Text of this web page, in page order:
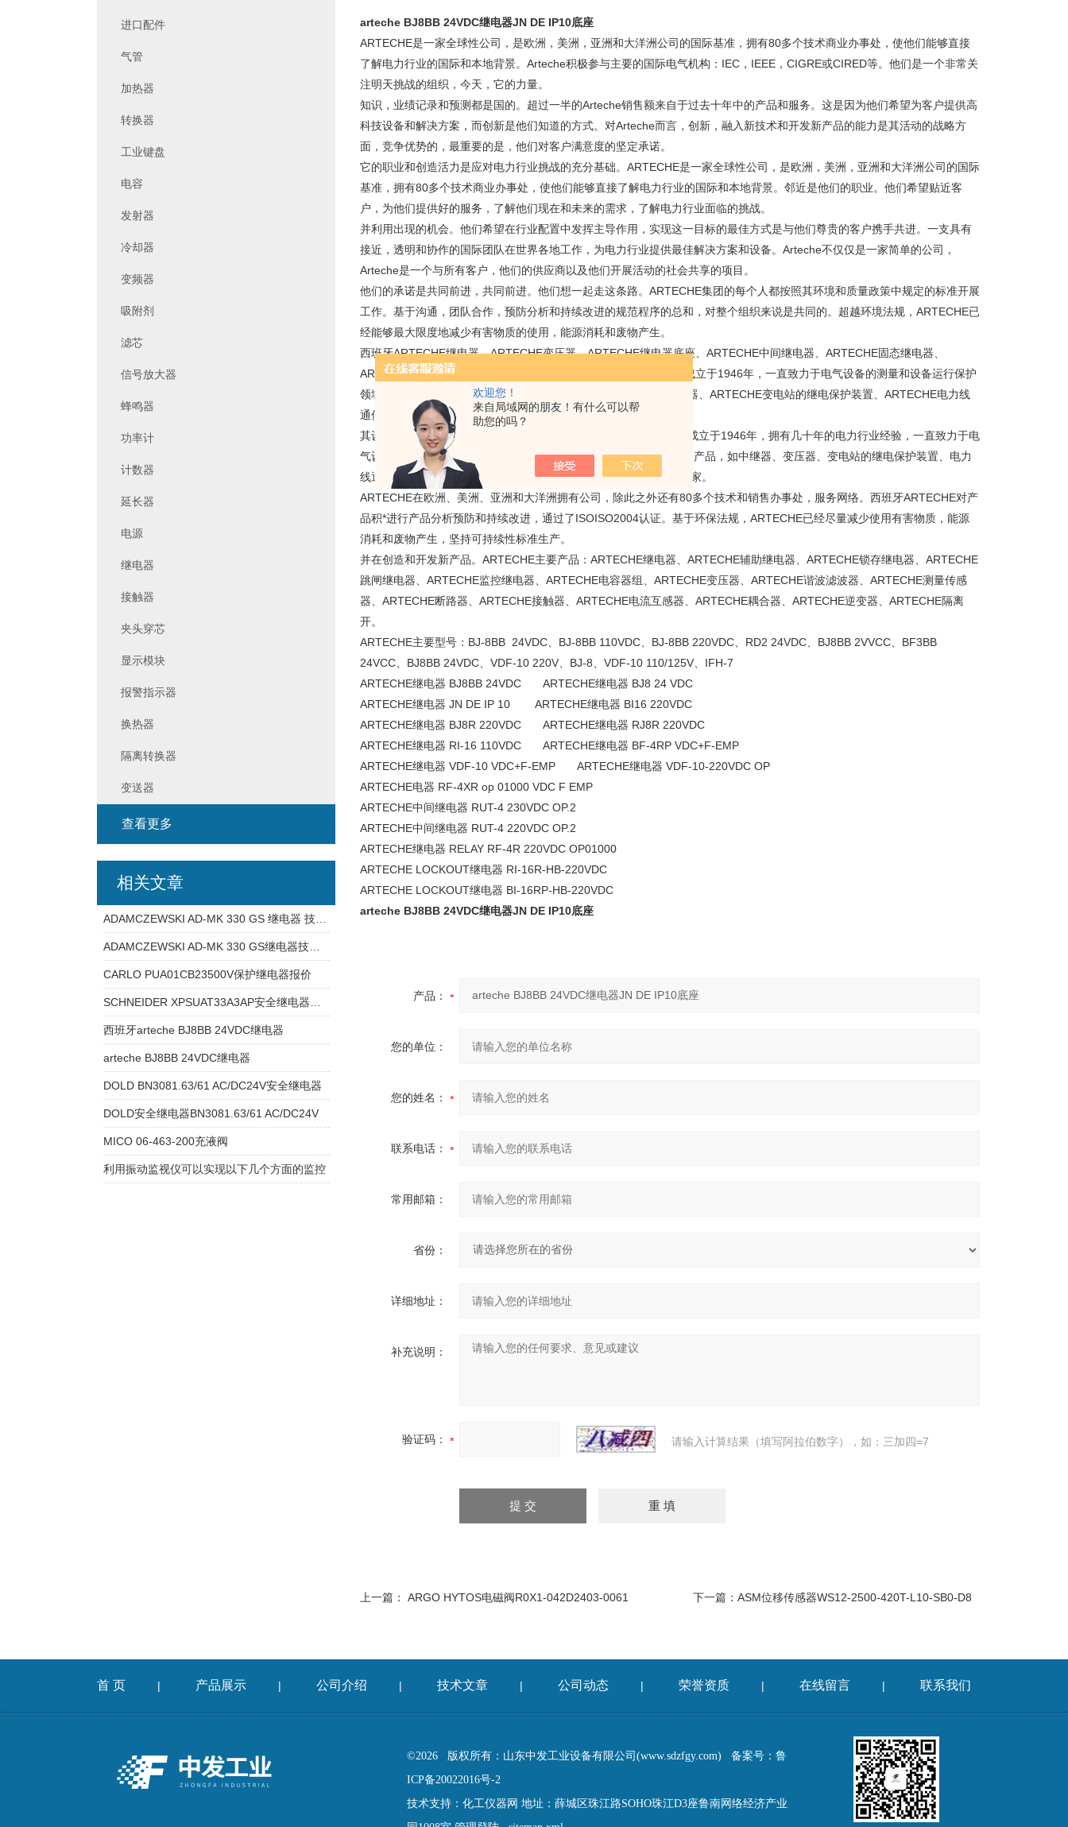
欢迎您！
来自局域网的朋友！有什么可以帮
助您的吗？
arteche BJ8BB 24VDC继电器JN DE IP10底座
ARTECHE是一家全球性公司，是欧洲，美洲，亚洲和大洋洲公司的国际基准，拥有80多个技术商业办事处，使他们能够直接
了解电力行业的国际和本地背景。Arteche积极参与主要的国际电气机构：IEC，IEEE，CIGRE或CIRED等。他们是一个非常关
注明天挑战的组织，今天，它的力量。
知识，业绩记录和预测都是国的。超过一半的Arteche销售额来自于过去十年中的产品和服务。这是因为他们希望为客户提供高
科技设备和解决方案，而创新是他们知道的方式。对Arteche而言，创新，融入新技术和开发新产品的能力是其活动的战略方
面，竞争优势的，最重要的是，他们对客户满意度的坚定承诺。
它的职业和创造活力是应对电力行业挑战的充分基础。ARTECHE是一家全球性公司，是欧洲，美洲，亚洲和大洋洲公司的国际
基准，拥有80多个技术商业办事处，使他们能够直接了解电力行业的国际和本地背景。邻近是他们的职业。他们希望贴近客
户，为他们提供好的服务，了解他们现在和未来的需求，了解电力行业面临的挑战。
并利用出现的机会。他们希望在行业配置中发挥主导作用，实现这一目标的最佳方式是与他们尊贵的客户携手共进。一支具有
接近，透明和协作的国际团队在世界各地工作，为电力行业提供最佳解决方案和设备。Arteche不仅仅是一家简单的公司，
Arteche是一个与所有客户，他们的供应商以及他们开展活动的社会共享的项目。
他们的承诺是共同前进，共同前进。他们想一起走这条路。ARTECHE集团的每个人都按照其环境和质量政策中规定的标准开展
工作。基于沟通，团队合作，预防分析和持续改进的规范程序的总和，对整个组织来说是共同的。超越环境法规，ARTECHE已
经能够最大限度地减少有害物质的使用，能源消耗和废物产生。
西班牙ARTECHE继电器、ARTECHE变压器、ARTECHE继电器底座、ARTECHE中间继电器、ARTECHE固态继电器、
ARTECHE继电器、ARTECHE插座等全系列产品。ARTECHE公司成立于1946年，一直致力于电气设备的测量和设备运行保护
领域的研究，为用户提供产品（ARTECHE中继器、ARTECHE变压器、ARTECHE变电站的继电保护装置、ARTECHE电力线
通信耦合器）和解决放案。
其设备、产品及服务已经遍及120多个地区。西班牙ARTECHE公司成立于1946年，拥有几十年的电力行业经验，一直致力于电
气设备的测量和设备运行保护领域的研究，为用户提供国际化水平的产品，如中继器、变压器、变电站的继电保护装置、电力
线通信耦合器和解决放案，其设备、产品及服务已经遍及150多个国家。
ARTECHE在欧洲、美洲、亚洲和大洋洲拥有公司，除此之外还有80多个技术和销售办事处，服务网络。西班牙ARTECHE对产
品积*进行产品分析预防和持续改进，通过了ISOISO2004认证。基于环保法规，ARTECHE已经尽量减少使用有害物质，能源
消耗和废物产生，坚持可持续性标准生产。
并在创造和开发新产品。ARTECHE主要产品：ARTECHE继电器、ARTECHE辅助继电器、ARTECHE锁存继电器、ARTECHE
跳闸继电器、ARTECHE监控继电器、ARTECHE电容器组、ARTECHE变压器、ARTECHE谐波滤波器、ARTECHE测量传感
器、ARTECHE断路器、ARTECHE接触器、ARTECHE电流互感器、ARTECHE耦合器、ARTECHE逆变器、ARTECHE隔离
开。
ARTECHE主要型号：BJ-8BB 24VDC、BJ-8BB 110VDC、BJ-8BB 220VDC、RD2 24VDC、BJ8BB 2VVCC、BF3BB
24VCC、BJ8BB 24VDC、VDF-10 220V、BJ-8、VDF-10 110/125V、IFH-7
ARTECHE继电器 BJ8BB 24VDC ARTECHE继电器 BJ8 24 VDC
ARTECHE继电器 JN DE IP 10 ARTECHE继电器 BI16 220VDC
ARTECHE继电器 BJ8R 220VDC ARTECHE继电器 RJ8R 220VDC
ARTECHE继电器 RI-16 110VDC ARTECHE继电器 BF-4RP VDC+F-EMP
ARTECHE继电器 VDF-10 VDC+F-EMP ARTECHE继电器 VDF-10-220VDC OP
ARTECHE电器 RF-4XR op 01000 VDC F EMP
ARTECHE中间继电器 RUT-4 230VDC OP.2
ARTECHE中间继电器 RUT-4 220VDC OP.2
ARTECHE继电器 RELAY RF-4R 220VDC OP01000
ARTECHE LOCKOUT继电器 RI-16R-HB-220VDC
ARTECHE LOCKOUT继电器 BI-16RP-HB-220VDC
arteche BJ8BB 24VDC继电器JN DE IP10底座
产品：
您的单位：
您的姓名：
联系电话：
常用邮箱：
省份：
详细地址：
补充说明：
验证码： 请输入计算结果（填写阿拉伯数字），如：三加四=7
上一篇： ARGO HYTOS电磁阀R0X1-042D2403-0061 下一篇： ASM位移传感器WS12-2500-420T-L10-SB0-D8
进口配件
气管
加热器
转换器
工业键盘
电容
发射器
冷却器
变频器
吸附剂
滤芯
信号放大器
蜂鸣器
功率计
计数器
延长器
电源
继电器
接触器
夹头穿芯
显示模块
报警指示器
换热器
隔离转换器
变送器
查看更多
相关文章
ADAMCZEWSKI AD-MK 330 GS 继电器 技术资料
ADAMCZEWSKI AD-MK 330 GS继电器技术参数
CARLO PUA01CB23500V保护继电器报价
西班牙arteche BJ8BB 24VDC继电器
arteche BJ8BB 24VDC继电器
DOLD BN3081.63/61 AC/DC24V安全继电器
DOLD安全继电器BN3081.63/61 AC/DC24V
MICO 06-463-200充液阀
利用振动监视仪可以实现以下几个方面的监控
首 页 | 产品展示 | 公司介绍 | 技术文章 | 公司动态 | 荣誉资质 | 在线留言 | 联系我们
©2026 版权所有：山东中发工业设备有限公司(www.sdzfgy.com) 备案号：鲁
ICP备20022016号-2
技术支持： 化工仪器网 地址：薛城区珠江路SOHO珠江D3座鲁南网络经济产业